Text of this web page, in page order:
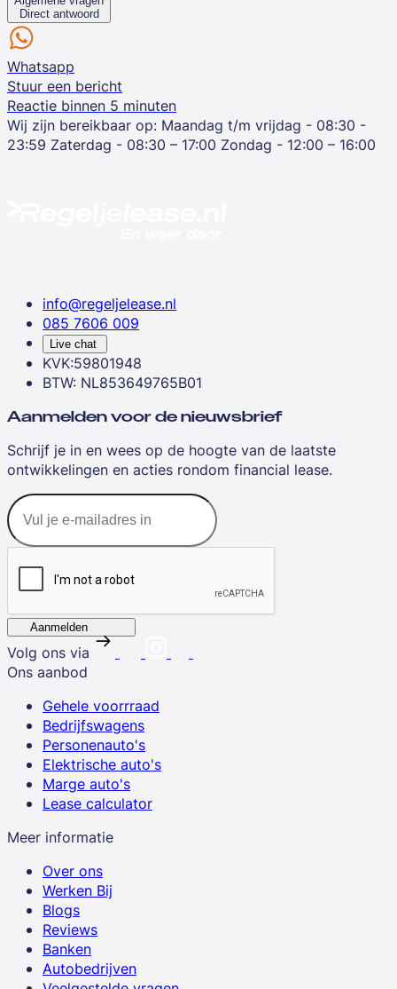
Direct antwoord
Whatsapp
Stuur een bericht
Reactie binnen 5 minuten
Wij zijn bereikbaar op: Maandag t/m vrijdag - 08:30 -
23:59 Zaterdag - 08:30 – 17:00 Zondag - 12:00 – 16:00
info@regeljelease.nl
085 7606 009
Live chat
KVK:59801948
BTW: NL853649765B01
Aanmelden voor de nieuwsbrief
Schrijf je in en wees op de hoogte van de laatste
ontwikkelingen en acties rondom financial lease.
Aanmelden
Volg ons via
Ons aanbod
Gehele voorrraad
Bedrijfswagens
Personenauto's
Elektrische auto's
Marge auto's
Lease calculator
Meer informatie
Over ons
Werken Bij
Blogs
Reviews
Banken
Autobedrijven